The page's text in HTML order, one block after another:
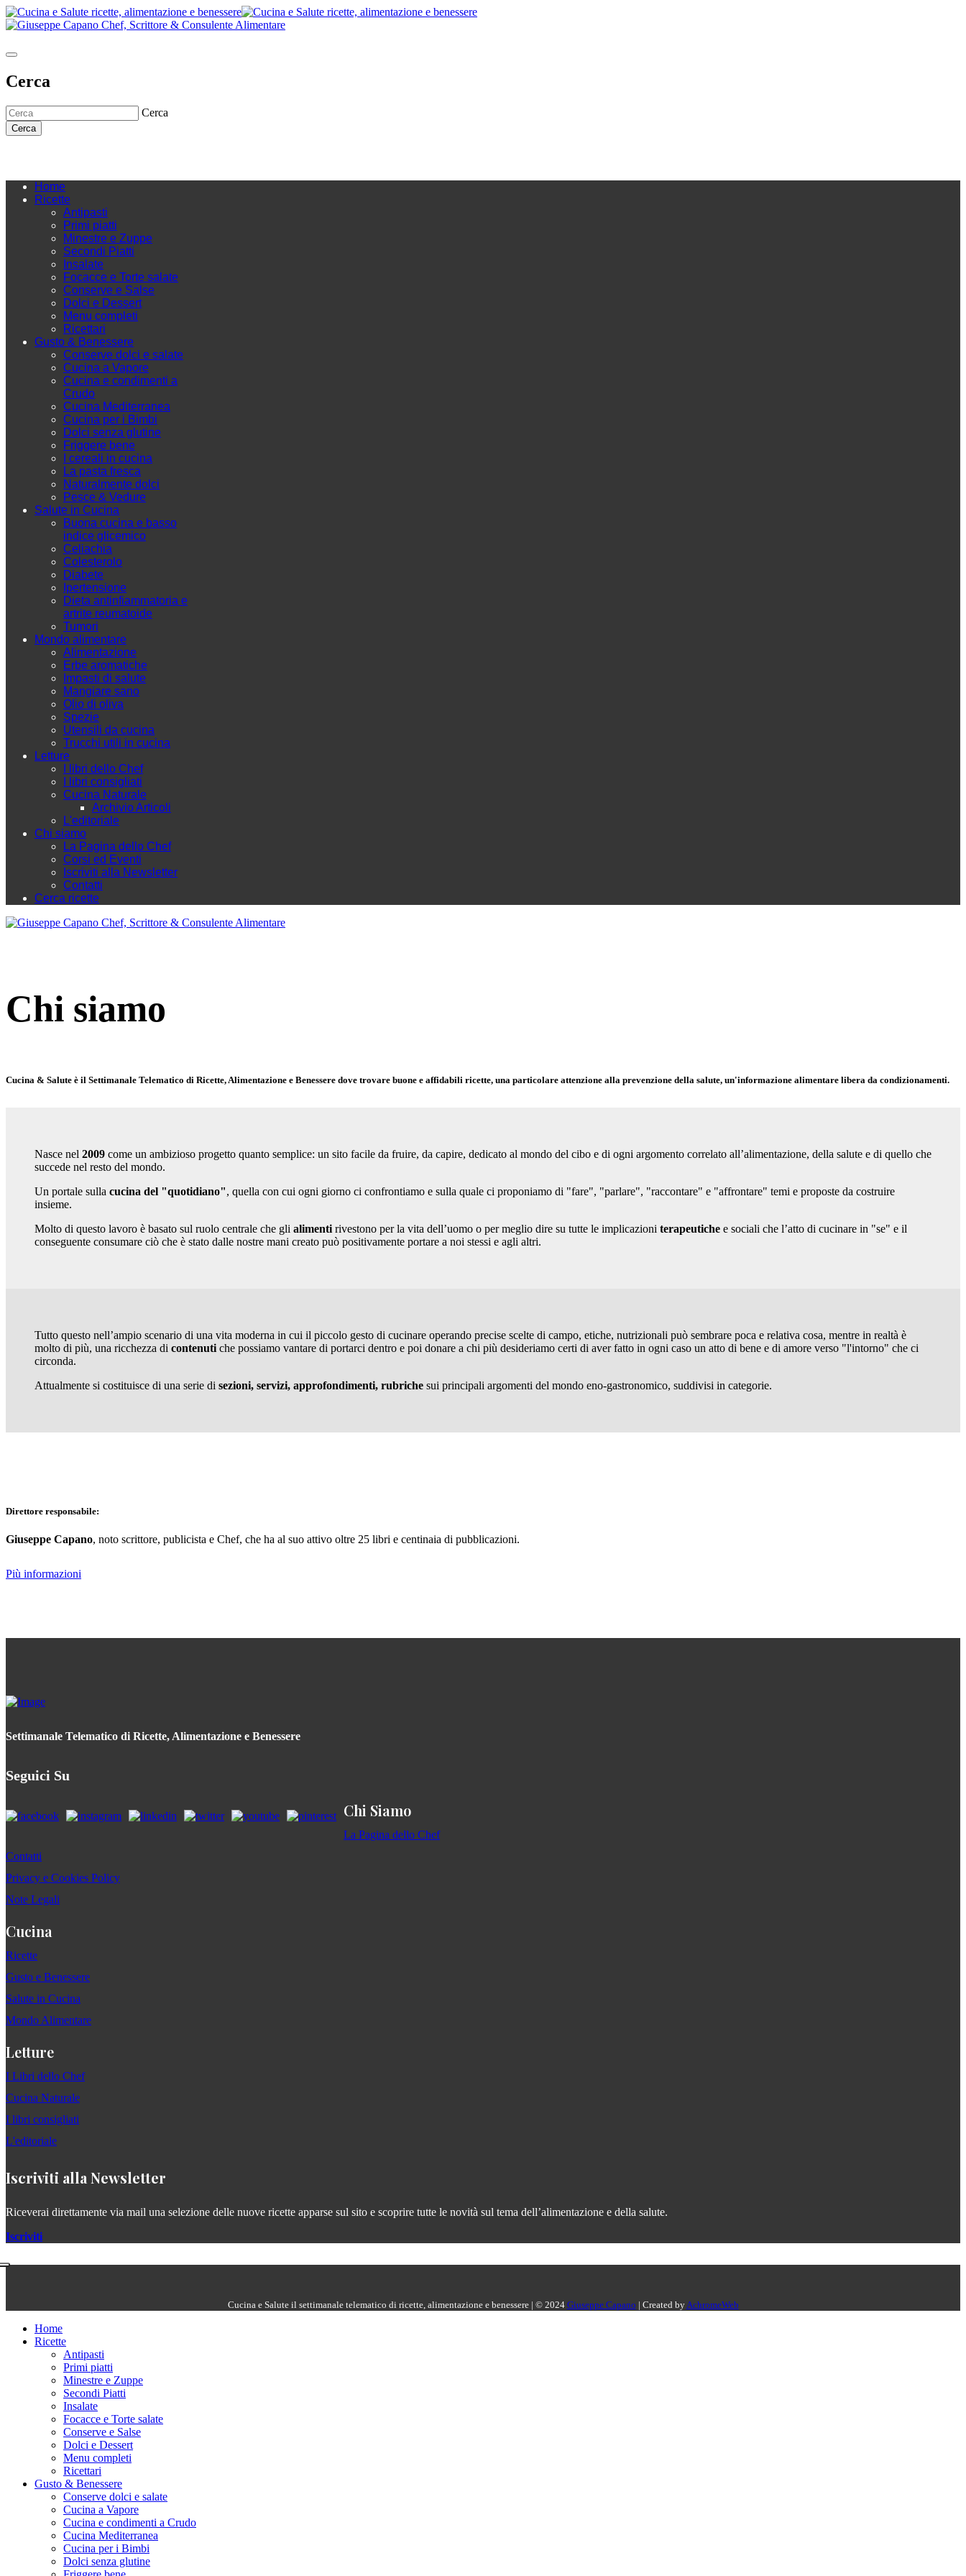
Cerca
Cerca
Cerca
Home
Ricette
Antipasti
Primi piatti
Minestre e Zuppe
Secondi Piatti
Insalate
Focacce e Torte salate
Conserve e Salse
Dolci e Dessert
Menu completi
Ricettari
Gusto & Benessere
Conserve dolci e salate
Cucina a Vapore
Cucina e condimenti a
Crudo
Cucina Mediterranea
Cucina per i Bimbi
Dolci senza glutine
Friggere bene
I cereali in cucina
La pasta fresca
Naturalmente dolci
Pesce & Vedure
Salute in Cucina
Buona cucina e basso
indice glicemico
Celiachia
Colesterolo
Diabete
Ipertensione
Dieta antinfiammatoria e
artrite reumatoide
Tumori
Mondo alimentare
Alimentazione
Erbe aromatiche
Impasti di salute
Mangiare sano
Olio di oliva
Spezie
Utensili da cucina
Trucchi utili in cucina
Letture
I libri dello Chef
I libri consigliati
Cucina Naturale
Archivio Articoli
L'editoriale
Chi siamo
La Pagina dello Chef
Corsi ed Eventi
Iscriviti alla Newsletter
Contatti
Cerca ricette
Chi siamo
Cucina & Salute è il Settimanale Telematico di Ricette, Alimentazione e Benessere dove trovare buone e affidabili ricette, una particolare attenzione alla prevenzione della salute, un'informazione alimentare libera da condizionamenti.
Nasce nel 2009 come un ambizioso progetto quanto semplice: un sito facile da fruire, da capire, dedicato al mondo del cibo e di ogni argomento correlato all’alimentazione, della salute e di quello che
succede nel resto del mondo.
Un portale sulla cucina del "quotidiano", quella con cui ogni giorno ci confrontiamo e sulla quale ci proponiamo di "fare", "parlare", "raccontare" e "affrontare" temi e proposte da costruire
insieme.
Molto di questo lavoro è basato sul ruolo centrale che gli alimenti rivestono per la vita dell’uomo o per meglio dire su tutte le implicazioni terapeutiche e sociali che l’atto di cucinare in "se" e il
conseguente consumare ciò che è stato dalle nostre mani creato può positivamente portare a noi stessi e agli altri.
Tutto questo nell’ampio scenario di una vita moderna in cui il piccolo gesto di cucinare operando precise scelte di campo, etiche, nutrizionali può sembrare poca e relativa cosa, mentre in realtà è
molto di più, una ricchezza di contenuti che possiamo vantare di portarci dentro e poi donare a chi più desideriamo certi di aver fatto in ogni caso un atto di bene e di amore verso "l'intorno" che ci
circonda.
Attualmente si costituisce di una serie di sezioni, servizi, approfondimenti, rubriche sui principali argomenti del mondo eno-gastronomico, suddivisi in categorie.
Direttore responsabile:
Giuseppe Capano, noto scrittore, publicista e Chef, che ha al suo attivo oltre 25 libri e centinaia di pubblicazioni.
Più informazioni
Settimanale Telematico di Ricette, Alimentazione e Benessere
Seguici Su
Chi Siamo
La Pagina dello Chef
Contatti
Privacy e Cookies Policy
Note Legali
Cucina
Ricette
Gusto e Benessere
Salute in Cucina
Mondo Alimentare
Letture
I Libri dello Chef
Cucina Naturale
I libri consigliati
L'editoriale
Iscriviti alla Newsletter
Riceverai direttamente via mail una selezione delle nuove ricette apparse sul sito e scoprire tutte le novità sul tema dell’alimentazione e della salute.
Iscriviti
Cucina e Salute il settimanale telematico di ricette, alimentazione e benessere | © 2024 Giuseppe Capano | Created byAchromeWeb
Home
Ricette
Antipasti
Primi piatti
Minestre e Zuppe
Secondi Piatti
Insalate
Focacce e Torte salate
Conserve e Salse
Dolci e Dessert
Menu completi
Ricettari
Gusto & Benessere
Conserve dolci e salate
Cucina a Vapore
Cucina e condimenti a Crudo
Cucina Mediterranea
Cucina per i Bimbi
Dolci senza glutine